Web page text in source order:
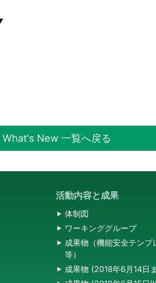
What's New 一覧へ戻る
活動内容と成果
体制図
ワーキンググループ
成果物（機能安全テンプ
等）
成果物 (2018年6月14日ま